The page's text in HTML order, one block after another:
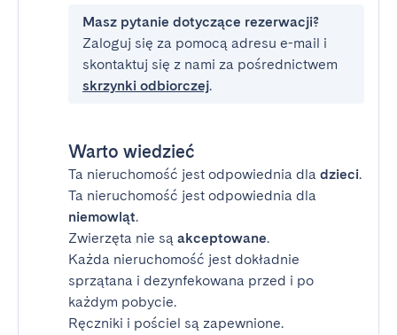
Masz pytanie dotyczące rezerwacji?
Zaloguj się za pomocą adresu e-mail i
skontaktuj się z nami za pośrednictwem
skrzynki odbiorczej.
Warto wiedzieć
Ta nieruchomość jest odpowiednia dla dzieci.
Ta nieruchomość jest odpowiednia dla
niemowląt.
Zwierzęta nie są akceptowane.
Każda nieruchomość jest dokładnie
sprzątana i dezynfekowana przed i po
każdym pobycie.
Ręczniki i pościel są zapewnione.